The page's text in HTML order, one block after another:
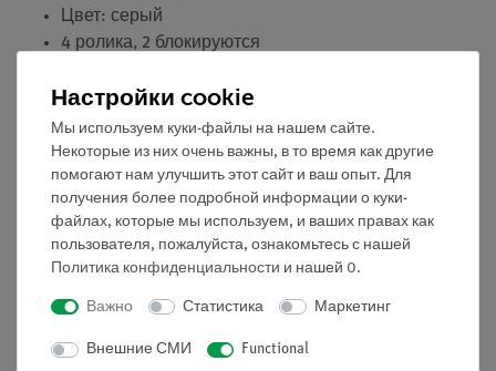
Цвет: серый
4 ролика, 2 блокируются
дополнительная промежуточная полка,
установленная по центру между столешницей и
дном стола
Столешница: толщина 30 мм, с
полипропиленовой кромкой
Размеры (мм): 750 x 600 x 900
Бесплатная доставка от 300,- €
Настройки cookie
Мы используем куки-файлы на нашем сайте.
Некоторые из них очень важны, в то время как другие
помогают нам улучшить этот сайт и ваш опыт. Для
получения более подробной информации о куки-
файлах, которые мы используем, и ваших правах как
пользователя, пожалуйста, ознакомьтесь с нашей
Политика конфиденциальности и нашей 0.
Важно Статистика Маркетинг
Внешние СМИ Functional